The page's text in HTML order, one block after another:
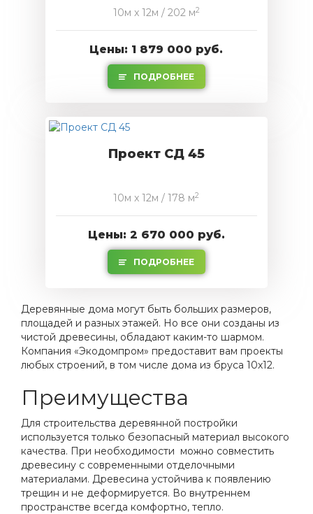
10м x 12м / 202 м2
Цены: 1 879 000 руб.
ПОДРОБНЕЕ
Проект СД 45
10м x 12м / 178 м2
Цены: 2 670 000 руб.
ПОДРОБНЕЕ
Деревянные дома могут быть больших размеров,
площадей и разных этажей. Но все они созданы из
чистой древесины, обладают каким-то шармом.
Компания «Экодомпром» предоставит вам проекты
любых строений, в том числе дома из бруса 10х12.
Преимущества
Для строительства деревянной постройки
используется только безопасный материал высокого
качества. При необходимости можно совместить
древесину с современными отделочными
материалами. Древесина устойчива к появлению
трещин и не деформируется. Во внутреннем
пространстве всегда комфортно, тепло.